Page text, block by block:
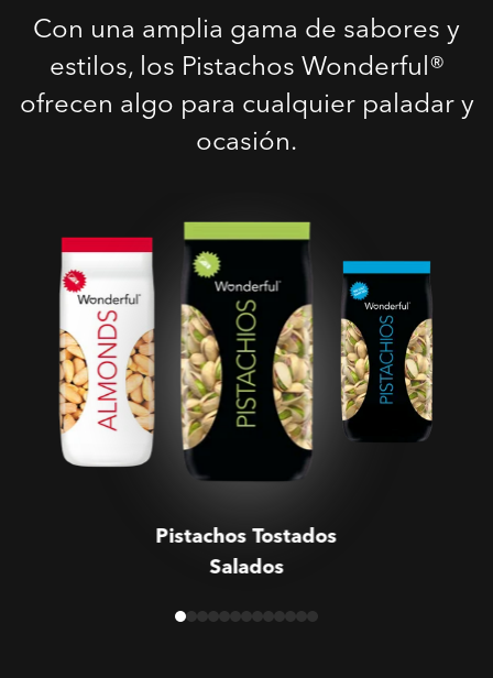
Con una amplia gama de sabores y
estilos, los Pistachos Wonderful®
ofrecen algo para cualquier paladar y
ocasión.
Pistachos Tostados
Salados
Pistachos Tostados
Salados